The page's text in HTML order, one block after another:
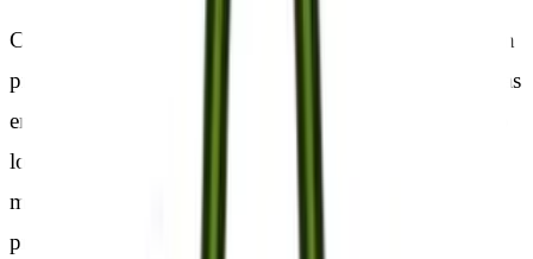
CERECILLA, S.L. se reserva el derecho de efectuar sin
previo aviso las modificaciones que considere oportunas
en su portal, pudiendo cambiar, suprimir o añadir tanto
los contenidos y servicios que se presten a través de la
misma como la forma en la que estos aparezcan
presentados o localizados en su portal.